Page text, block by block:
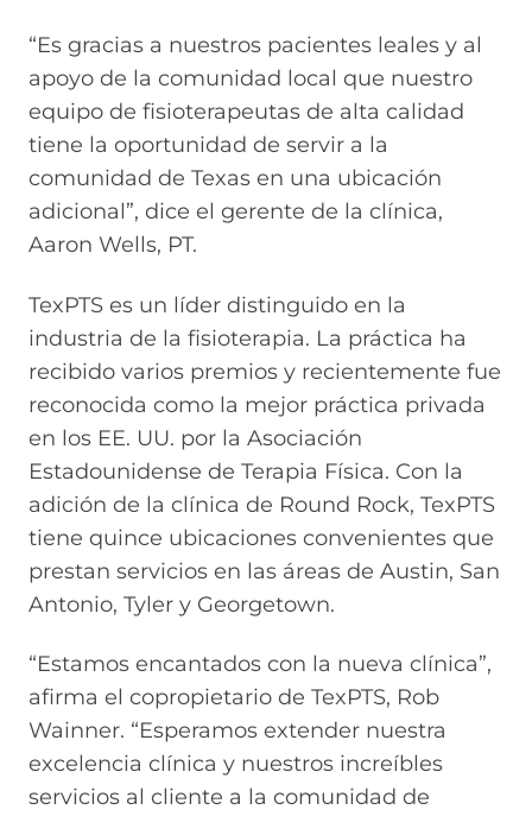
“Es gracias a nuestros pacientes leales y al
apoyo de la comunidad local que nuestro
equipo de fisioterapeutas de alta calidad
tiene la oportunidad de servir a la
comunidad de Texas en una ubicación
adicional”, dice el gerente de la clínica,
Aaron Wells, PT.
TexPTS es un líder distinguido en la
industria de la fisioterapia. La práctica ha
recibido varios premios y recientemente fue
reconocida como la mejor práctica privada
en los EE. UU. por la Asociación
Estadounidense de Terapia Física. Con la
adición de la clínica de Round Rock, TexPTS
tiene quince ubicaciones convenientes que
prestan servicios en las áreas de Austin, San
Antonio, Tyler y Georgetown.
“Estamos encantados con la nueva clínica”,
afirma el copropietario de TexPTS, Rob
Wainner. “Esperamos extender nuestra
excelencia clínica y nuestros increíbles
servicios al cliente a la comunidad de